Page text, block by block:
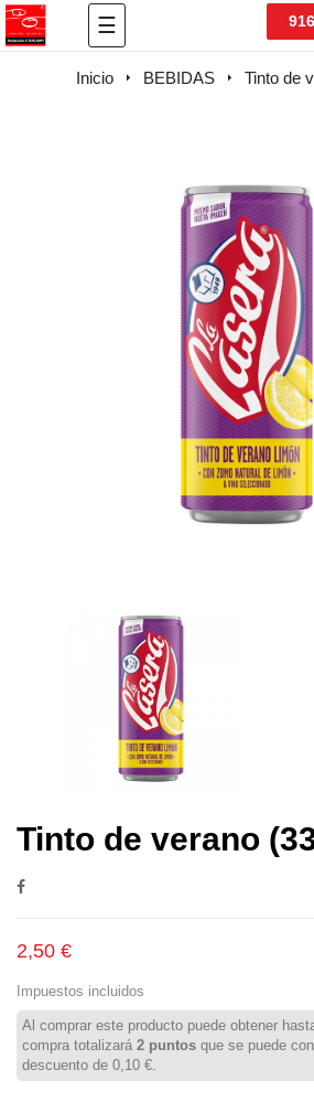
Navegación
de
palanca
☰
Inicio BEBIDAS Tinto de
Tinto de verano
2,50 €
Impuestos incluidos
Al comprar este producto puede obtener
compra totalizará 2 puntos que se puede
descuento de 0,10 €.